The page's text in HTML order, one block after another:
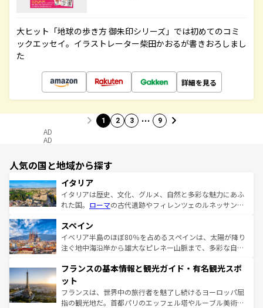
大ヒット「地球の歩き方 御朱印シリーズ」では初めてのコミ
ックエッセイ。イラストレーター柴田かおるが書きおろしまし
た
詳細を見る
1 2 3 … 9
AD
AD
人気の国と地域から探す
イタリア
イタリアは歴史、文化、グルメ、自然と多彩な魅力にあふ
れた国。 ローマの古代遺跡やフィレンツェのルネッサンス
ろん、トスカーナの美しい田園風景やアマルフィ海岸の絶
景など、自然景観も見逃せない。観光の合間には、本場の
ピザやパスタなど、絶品のイタリア料理を堪能することも
ませてくれるイタリアで、忘れられない旅をしてみよう！
なお、新着のイタリア情報は
しい。
スペイン
イベリア半島のほぼ80％を占めるスペインは、太陽が降り
注ぐ地中海沿岸から雄大なピレネー山脈まで、多彩な自然
文化が根付くこの国では、情熱的なフラメンコ、熱気あふ
れる闘牛、そして美味しいタパスが生活の一部となってい
る。首都マドリードの洗練された雰囲気や、バルセロナの
アートに溢れた街角から、地方では古代ローマ遺跡や中世
フランスの基本情報と観光ガイド・有名観光スポ
ット
フランスは、世界中の旅行者を魅了し続けるヨーロッパ屈
指の観光地だ。首都パリのエッフェル塔やルーブル美術館